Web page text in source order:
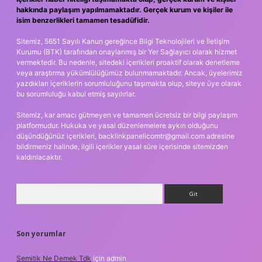
hakkında paylaşım yapılmamaktadır. Gerçek kurum ve kişiler ile
isim benzerlikleri tamamen tesadüfidir.
Sitemiz, 5651 Sayılı Kanun gereğince Bilgi Teknolojileri ve İletişim
Kurumu (BTK) tarafından onaylanmış bir Yer Sağlayıcı olarak hizmet
vermektedir. Bu nedenle, sitedeki içerikleri proaktif olarak denetleme
veya araştırma yükümlülüğümüz bulunmamaktadır. Ancak, üyelerimiz
yazdıkları içeriklerin sorumluluğunu taşımakta olup, siteye üye olarak
bu sorumluluğu kabul etmiş sayılırlar.
Sitemiz, kar amacı gütmeyen ve tamamen ücretsiz bir bilgi paylaşım
platformudur. Hukuka ve yasal düzenlemelere aykırı olduğunu
düşündüğünüz içerikleri, backlinkpanelicomtr@gmail.com adresine
bildirmeniz halinde, ilgili içerikler yasal süre içerisinde sitemizden
kaldırılacaktır.
Son yorumlar
Semitik Ne Demek Tdk için admin